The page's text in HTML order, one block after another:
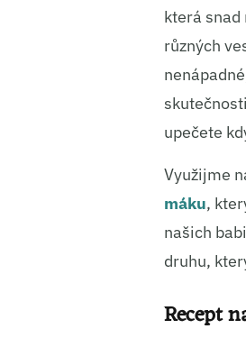
která snad
různých
upečete
Využijme
máku,
našich
druhu,
Recept